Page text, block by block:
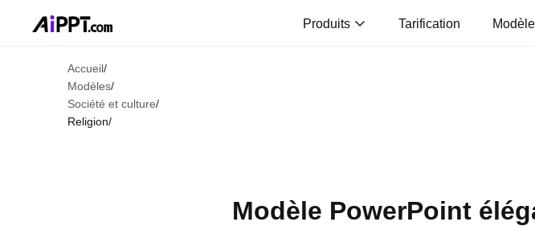
Produits Tarification
Accueil/
Modèles/
Société et culture/
Religion/
Modèle PowerPoint